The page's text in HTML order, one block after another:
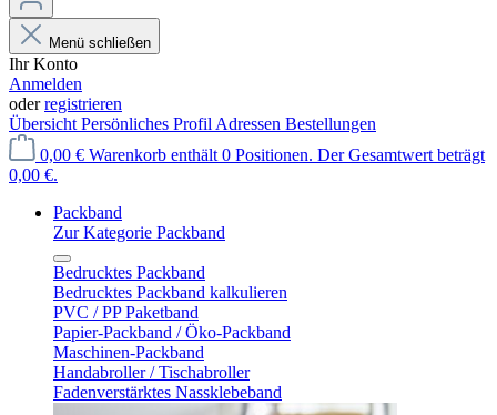
Menü schließen
Ihr Konto
Anmelden
oderregistrieren
Übersicht Persönliches Profil Adressen Bestellungen
0,00 € Warenkorb enthält 0 Positionen. Der Gesamtwert beträgt
0,00 €.
Packband
Zur Kategorie Packband
Bedrucktes Packband
Bedrucktes Packband kalkulieren
PVC / PP Paketband
Papier-Packband / Öko-Packband
Maschinen-Packband
Handabroller / Tischabroller
Fadenverstärktes Nassklebeband